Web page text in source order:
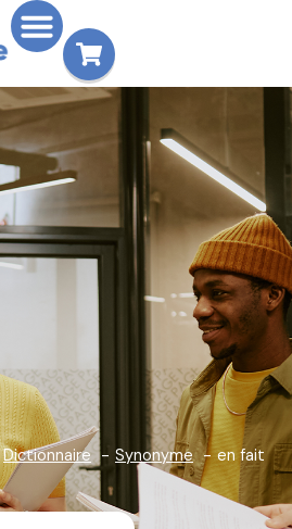
Dictionnaire Synonyme en fait